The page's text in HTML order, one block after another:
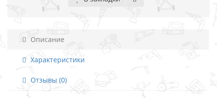
Описание
Характеристики
Отзывы (0)